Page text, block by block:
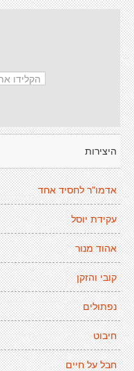
היצירות
אדמו"ר לחסיד אחד
עקידת יוסל
אהוד מנור
קובי והזקן
נפתולים
חיבוט
חבל על חיים